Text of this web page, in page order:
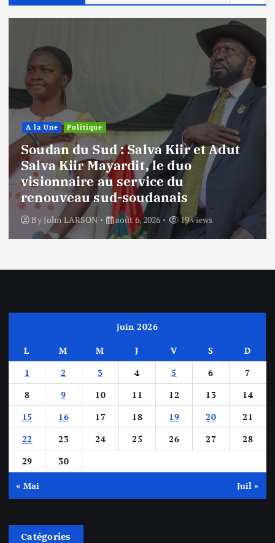
A la Une Politique
Soudan du Sud : Salva Kiir et Adut
Salva Kiir Mayardit, le duo
visionnaire au service du
renouveau sud-soudanais
By John LARSON août 6, 2026 19 views
juin 2026
L M M J V S
D
1
2 3 4 5 6
7
8
9 10 11 12 13
14
15
16 17 18 19 20
21
22
23 24 25 26 27
28
29
30
« Mai Juil »
Catégories